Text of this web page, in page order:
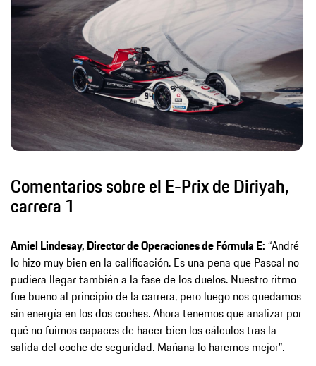
Comentarios sobre el E-Prix de Diriyah,
carrera 1
Amiel Lindesay, Director de Operaciones de Fórmula E: “André
lo hizo muy bien en la calificación. Es una pena que Pascal no
pudiera llegar también a la fase de los duelos. Nuestro ritmo
fue bueno al principio de la carrera, pero luego nos quedamos
sin energía en los dos coches. Ahora tenemos que analizar por
qué no fuimos capaces de hacer bien los cálculos tras la
salida del coche de seguridad. Mañana lo haremos mejor”.